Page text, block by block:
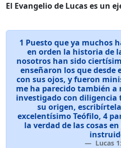
El Evangelio de Lucas es un
1 Puesto que ya muchos
en orden la historia de
nosotros han sido
enseñaron los que desde
con sus ojos, y fueron
me ha parecido también a
investigado con diligencia
su origen,
excelentísimo Teófilo, 4
la verdad de las cosas
Lucas